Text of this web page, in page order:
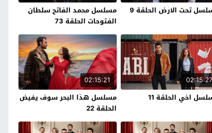
تحت الارض الحلقة 9
مسلسل محمد الفاتح سلطان
الفتوحات الحلقة 73
02:15:27
اخي الحلقة 11
02:15:21
مسلسل هذا البحر سوف يفيض
الحلقة 22